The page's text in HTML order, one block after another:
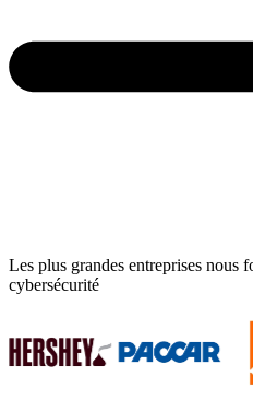
Les plus grandes entreprises nous
cybersécurité